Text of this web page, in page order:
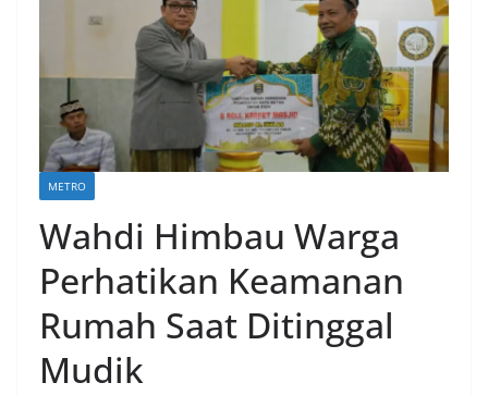
METRO
Wahdi Himbau Warga
Perhatikan Keamanan
Rumah Saat Ditinggal
Mudik